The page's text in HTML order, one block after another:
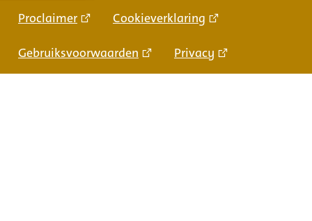
Proclaimer Cookieverklaring
Gebruiksvoorwaarden Privacy